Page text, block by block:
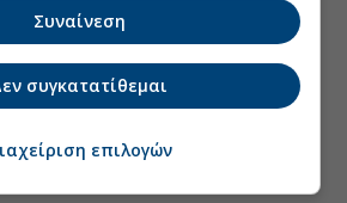
Συναίνεση
συγκατατίθεμαι
επιλογών